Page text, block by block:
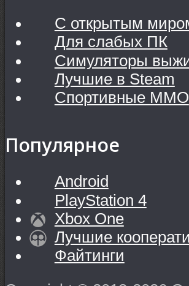
С открытым
Для слабых ПК
Симуляторы
Лучшие в Steam
Спортивные MMO
Популярное
Android
PlayStation 4
Xbox One
Лучшие
Файтинги